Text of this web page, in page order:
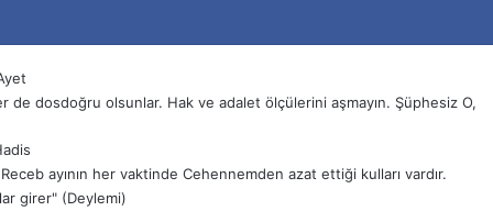
dosdoğru olsunlar. Hak ve adalet ölçülerini aşmayın. Şüphesiz O,
ayının her vaktinde Cehennemden azat ettiği kulları vardır.
girer" (Deylemi)